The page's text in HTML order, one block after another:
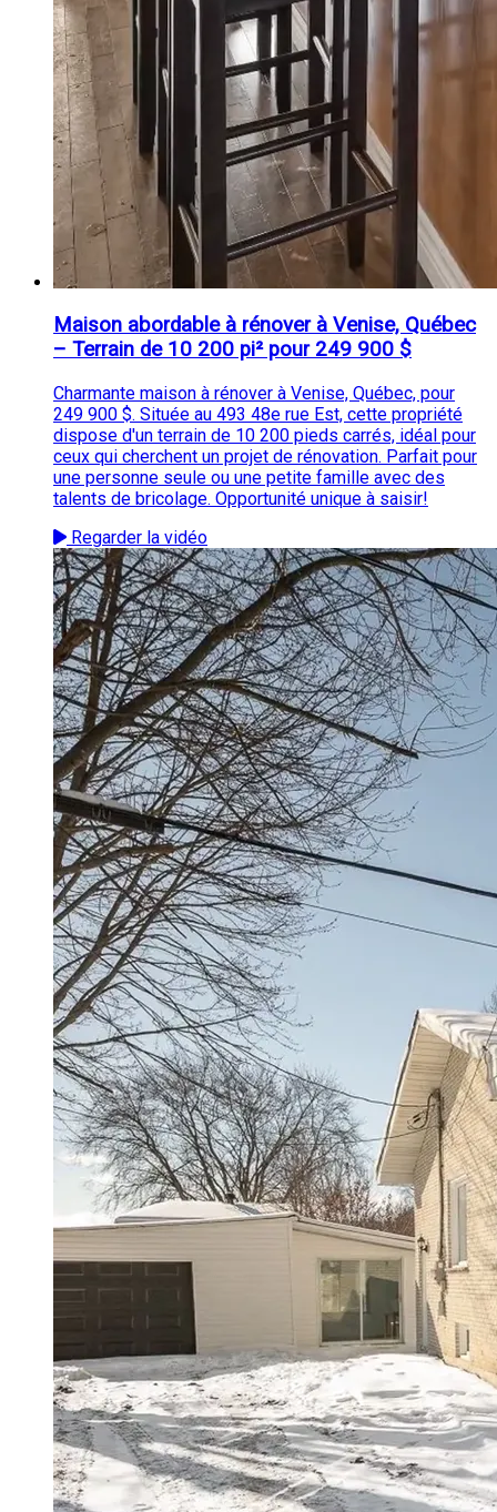
Maison abordable à rénover à Venise, Québec
– Terrain de 10 200 pi² pour 249 900 $
Charmante maison à rénover à Venise, Québec, pour
249 900 $. Située au 493 48e rue Est, cette propriété
dispose d'un terrain de 10 200 pieds carrés, idéal pour
ceux qui cherchent un projet de rénovation. Parfait pour
une personne seule ou une petite famille avec des
talents de bricolage. Opportunité unique à saisir!
Regarder la vidéo